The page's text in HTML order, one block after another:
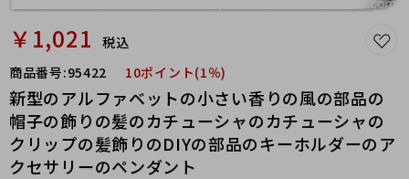
￥1,021
税込
商品番号:95422 10ポイント(1％)
新型のアルファベットの小さい香りの風の部品の
帽子の飾りの髪のカチューシャのカチューシャの
クリップの髪飾りのDIYの部品のキーホルダーのア
クセサリーのペンダント